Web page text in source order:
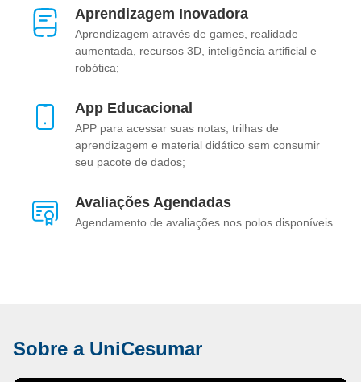
Aprendizagem Inovadora
Aprendizagem através de games, realidade
aumentada, recursos 3D, inteligência artificial e
robótica;
App Educacional
APP para acessar suas notas, trilhas de
aprendizagem e material didático sem consumir
seu pacote de dados;
Avaliações Agendadas
Agendamento de avaliações nos polos disponíveis.
Sobre a UniCesumar